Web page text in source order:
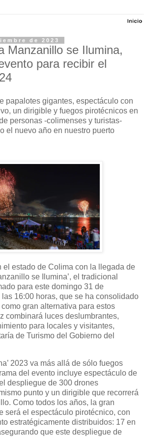
de 2023
Manzanillo se Ilumina,
para recibir el
papalotes gigantes, espectáculo con
un dirigible y fuegos pirotécnicos en
personas -colimenses y turistas-
el nuevo año en nuestro puerto
el estado de Colima con la llegada de
se Ilumina’, el tradicional
para este domingo 31 de
16:00 horas, que se ha consolidado
gran alternativa para estos
combinará luces deslumbrantes,
para locales y visitantes,
de Turismo del Gobierno del
2023 va más allá de sólo fuegos
del evento incluye espectáculo de
despliegue de 300 drones
punto y un dirigible que recorrerá
Como todos los años, la gran
será el espectáculo pirotécnico, con
estratégicamente distribuidos: 17 en
que este despliegue de